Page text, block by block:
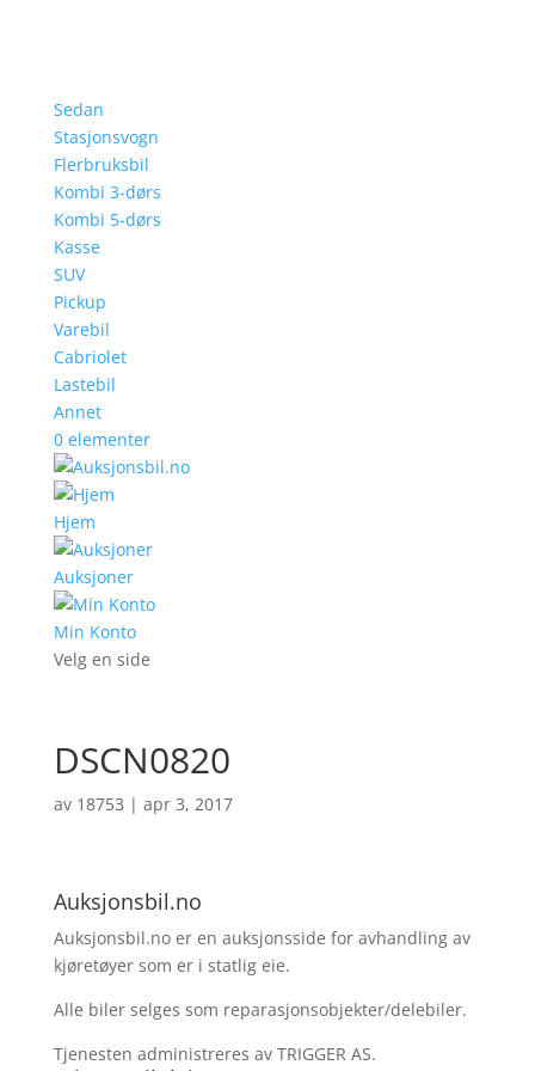
Sedan
Stasjonsvogn
Flerbruksbil
Kombi 3-dørs
Kombi 5-dørs
Kasse
SUV
Pickup
Varebil
Cabriolet
Lastebil
Annet
0 elementer
Hjem
Auksjoner
Min Konto
Velg en side
DSCN0820
av 18753 | apr 3, 2017
Auksjonsbil.no
Auksjonsbil.no er en auksjonsside for avhandling av
kjøretøyer som er i statlig eie.
Alle biler selges som reparasjonsobjekter/delebiler.
Tjenesten administreres av TRIGGER AS.